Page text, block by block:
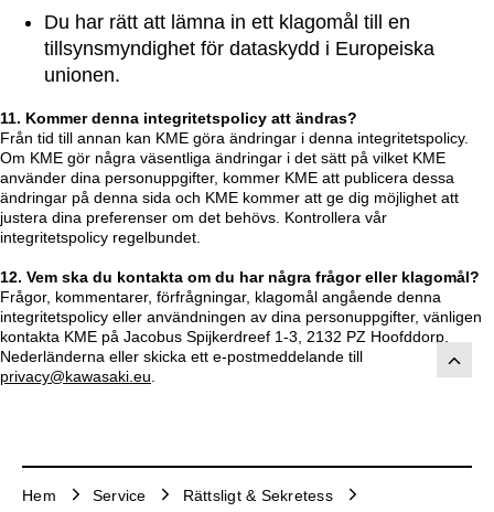
Du har rätt att lämna in ett klagomål till en
tillsynsmyndighet för dataskydd i Europeiska
unionen.
11. Kommer denna integritetspolicy att ändras?
Från tid till annan kan KME göra ändringar i denna integritetspolicy.
Om KME gör några väsentliga ändringar i det sätt på vilket KME
använder dina personuppgifter, kommer KME att publicera dessa
ändringar på denna sida och KME kommer att ge dig möjlighet att
justera dina preferenser om det behövs. Kontrollera vår
integritetspolicy regelbundet.
12. Vem ska du kontakta om du har några frågor eller klagomål?
Frågor, kommentarer, förfrågningar, klagomål angående denna
integritetspolicy eller användningen av dina personuppgifter, vänligen
kontakta KME på Jacobus Spijkerdreef 1-3, 2132 PZ Hoofddorp,
Nederländerna eller skicka ett e-postmeddelande till
privacy@kawasaki.eu
Hem Service
Rättsligt & Sekretess